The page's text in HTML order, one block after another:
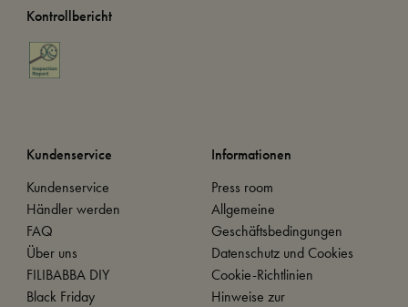
Kontrollbericht
Kundenservice
Kundenservice
Händler werden
FAQ
Über uns
FILIBABBA DIY
Black Friday
Informationen
Press room
Allgemeine
Geschäftsbedingungen
Datenschutz und Cookies
Cookie-Richtlinien
Hinweise zur